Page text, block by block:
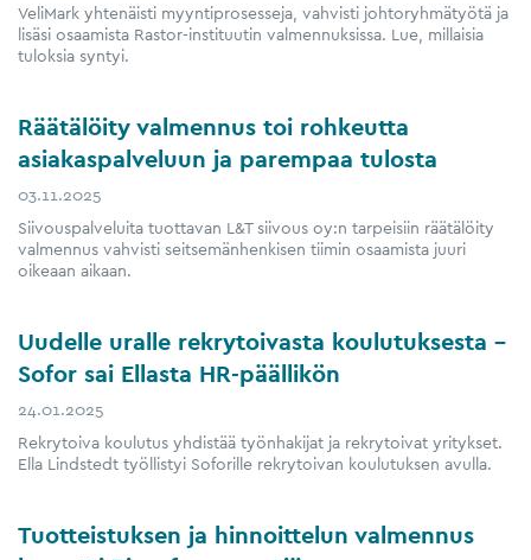
VeliMark yhtenäisti myyntiprosesseja, vahvisti johtoryhmätyötä ja
lisäsi osaamista Rastor-instituutin valmennuksissa. Lue, millaisia
tuloksia syntyi.
Räätälöity valmennus toi rohkeutta
asiakaspalveluun ja parempaa tulosta
03.11.2025
Siivouspalveluita tuottavan L&T siivous oy:n tarpeisiin räätälöity
valmennus vahvisti seitsemänhenkisen tiimin osaamista juuri
oikeaan aikaan.
Uudelle uralle rekrytoivasta koulutuksesta –
Sofor sai Ellasta HR-päällikön
24.01.2025
Rekrytoiva koulutus yhdistää työnhakijat ja rekrytoivat yritykset.
Ella Lindstedt työllistyi Soforille rekrytoivan koulutuksen avulla.
Tuotteistuksen ja hinnoittelun valmennus